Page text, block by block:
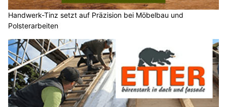
Handwerk-Tinz setzt auf Präzision bei Möbelbau und
Polsterarbeiten